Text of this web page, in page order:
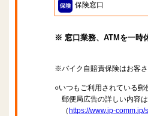
保険窓口
※ 窓口業務、ATMを一時
※バイク自賠責保険はお客
○いつもご利用されている
郵便局広告の詳しい内容
（ https://www.jp-